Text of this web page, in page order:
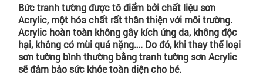
Bức tranh tường được tô điểm bởi chất liệu sơn
Acrylic, một hóa chất rất thân thiện với môi trường.
Acrylic hoàn toàn không gây kích ứng da, không độc
hại, không có mùi quá nặng…. Do đó, khi thay thế loại
sơn tường bình thường bằng tranh tường sơn Acrylic
sẽ đảm bảo sức khỏe toàn diện cho bé.